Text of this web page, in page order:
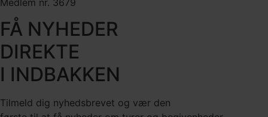
FÅ NYHEDER
DIREKTE
I INDBAKKEN
Tilmeld dig nyhedsbrevet og vær den